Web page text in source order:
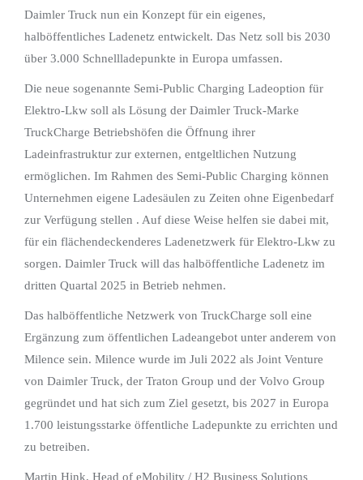
Daimler Truck nun ein Konzept für ein eigenes,
halböffentliches Ladenetz entwickelt. Das Netz soll bis 2030
über 3.000 Schnellladepunkte in Europa umfassen.
Die neue sogenannte Semi-Public Charging Ladeoption für
Elektro-Lkw soll als Lösung der Daimler Truck-Marke
TruckCharge Betriebshöfen die Öffnung ihrer
Ladeinfrastruktur zur externen, entgeltlichen Nutzung
ermöglichen. Im Rahmen des Semi-Public Charging können
Unternehmen eigene Ladesäulen zu Zeiten ohne Eigenbedarf
zur Verfügung stellen . Auf diese Weise helfen sie dabei mit,
für ein flächendeckenderes Ladenetzwerk für Elektro-Lkw zu
sorgen. Daimler Truck will das halböffentliche Ladenetz im
dritten Quartal 2025 in Betrieb nehmen.
Das halböffentliche Netzwerk von TruckCharge soll eine
Ergänzung zum öffentlichen Ladeangebot unter anderem von
Milence sein. Milence wurde im Juli 2022 als Joint Venture
von Daimler Truck, der Traton Group und der Volvo Group
gegründet und hat sich zum Ziel gesetzt, bis 2027 in Europa
1.700 leistungsstarke öffentliche Ladepunkte zu errichten und
zu betreiben.
Martin Hink, Head of eMobility / H2 Business Solutions